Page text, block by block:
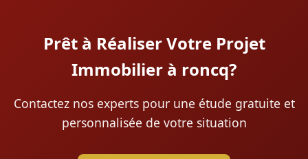
Prêt à Réaliser Votre Projet
Immobilier à roncq?
Contactez nos experts pour une étude gratuite et
personnalisée de votre situation